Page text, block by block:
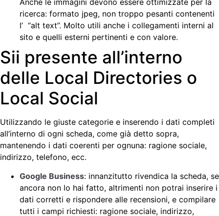
Anche le immagini devono essere ottimizzate per la
ricerca: formato jpeg, non troppo pesanti contenenti
l’ “alt text”. Molto utili anche i collegamenti interni al
sito e quelli esterni pertinenti e con valore.
Sii presente all’interno
delle Local Directories o
Local Social
Utilizzando le giuste categorie e inserendo i dati completi
all’interno di ogni scheda, come già detto sopra,
mantenendo i dati coerenti per ognuna: ragione sociale,
indirizzo, telefono, ecc.
Google Business: innanzitutto rivendica la scheda, se
ancora non lo hai fatto, altrimenti non potrai inserire i
dati corretti e rispondere alle recensioni, e compilare
tutti i campi richiesti: ragione sociale, indirizzo,